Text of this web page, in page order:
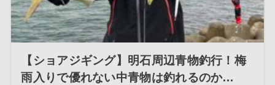
【ショアジギング】明石周辺青物釣行！梅
雨入りで優れない中青物は釣れるのか…